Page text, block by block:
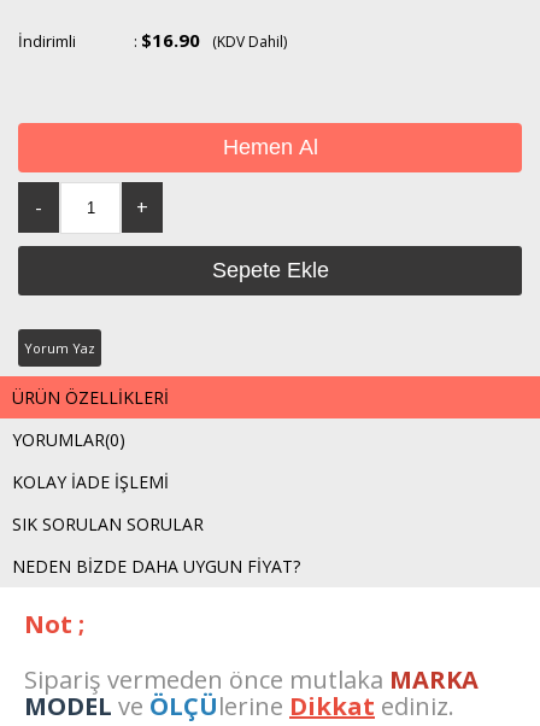
İndirimli : $16.90 (KDV Dahil)
Yorum Yaz
ÜRÜN ÖZELLIKLERI
YORUMLAR(0)
KOLAY İADE İŞLEMI
SIK SORULAN SORULAR
NEDEN BIZDE DAHA UYGUN FIYAT?
Not ;
Sipariş vermeden önce mutlaka MARKA
MODEL ve ÖLÇÜlerine Dikkat ediniz.